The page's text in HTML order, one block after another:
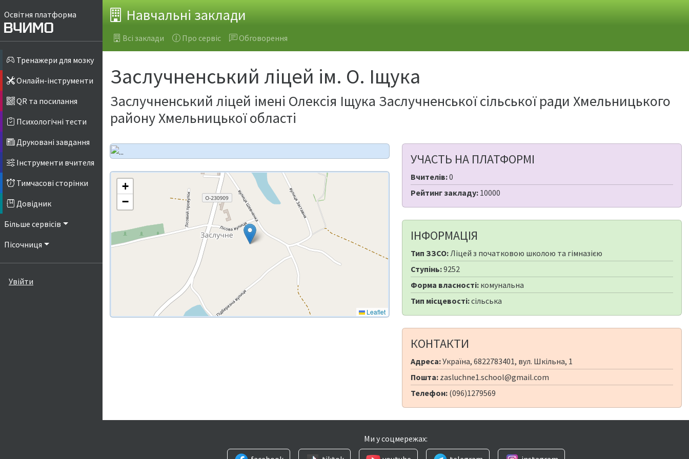
Освітня платформа
Тренажери для мозку
Онлайн-інструменти
QR та посилання
Психологічні тести
Друковані завдання
Інструменти вчителя
Тимчасові сторінки
Довідник
Більше сервісів
Пісочниця
Увійти
Навчальні заклади
Всі заклади Про сервіс Обговорення
Заслучненський ліцей ім. О. Іщука
Заслучненський ліцей імені Олексія Іщука Заслучненської сільської ради Хмельницького
району Хмельницької області
+
−
Leaflet
УЧАСТЬ НА ПЛАТФОРМІ
Вчителів:0
Рейтинг закладу: 10000
ІНФОРМАЦІЯ
Тип ЗЗСО:Ліцей з початковою школою та гімназією
Ступінь:9252
Форма власності: комунальна
Тип місцевості:сільська
КОНТАКТИ
Адреса:Україна, 6822783401, вул. Шкільна, 1
Пошта: zasluchne1.school@gmail.com
Телефон: (096)1279569
Ми у соцмережах: